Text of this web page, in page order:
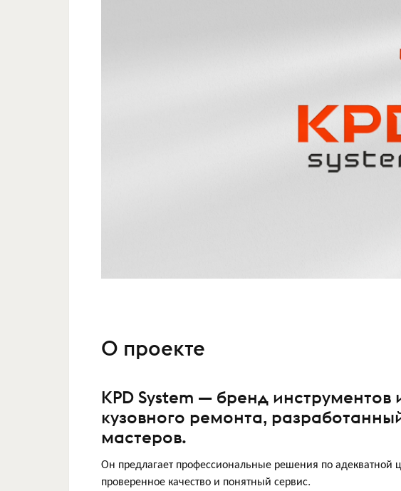
О проекте
KPD System — бренд инструментов
кузовного ремонта,
мастеров.
Он предлагает профессиональные решения по адекватной
проверенное качество и понятный сервис.